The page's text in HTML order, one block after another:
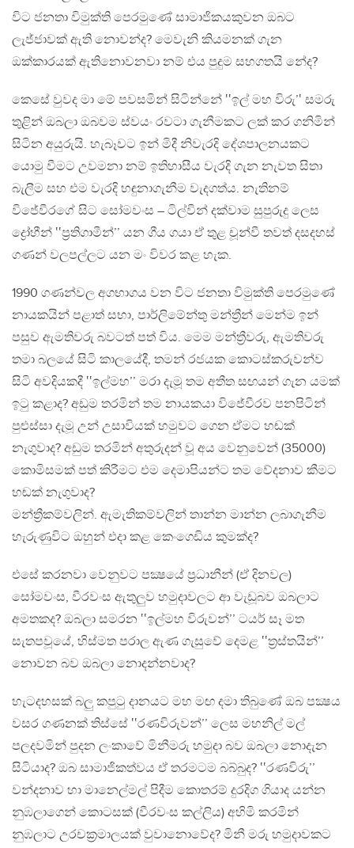
විට ජනතා විමුක්ති පෙරමුණේ සාමාජිකයකුවන ඔබට
ලැජ්ජාවක් ඇති නොවන්ද? මෙවැනි කියමනක් ගැන
ඔක්කාරයක් ඇතිනොවනවා නම් එය පුදුම සහගතයි නේද?
කෙසේ වුවද මා මේ පවසමින් සිටින්නේ ‛‛ඉල් මහ විරු’‛ සමරු
තුළින් ඔබලා ඔබවම ස්වයං රවටා ගැනීමකට ලක් කර ගනිමින්
සිටින අයුරුයි. හැබෑවට ඉන් මිදී නිවැරදි දේශපාලනයකට
යොමු වීමට උවමනා නම් ඉතිහාසීය වැරදි ගැන නැවත සිතා
බැලීම සහ එම වැරදි හඳුනාගැනීම වැදගත්ය. නැතිනම්
විජේවීරගේ සිට සෝමවංස – ටිල්වින් දක්වාම සුපුරුදු ලෙස
ද්‍රෝහීන් ‛‛ප්‍රතිගාමීන්’’ යන ගීය ගයා ඒ තුළ චූන්වී තවත් දසදහස්
ගණන් වලපල්ලට යන මං විවර කළ හැක.
1990 ගණන්වල අගභාගය වන විට ජනතා විමුක්ති පෙරමුණේ
නායකයින් පළාත් සභා, පාර්ලිමේන්තු මන්ත්‍රීන් මෙන්ම ඉන්
පසුව ඇමතිවරු බවටත් පත් විය. මෙම මන්ත්‍රීවරු, ඇමතිවරු
තමා බලයේ සිටි කාලයේදී, තමන් රජයක කොටස්කරුවන්ව
සිටි අවදියකදී ‛‛ඉල්මහ’’ මරා දැමූ තම අතීත සඟයන් ගැන යමක්
ඉටු කළාද? අඩුම තරමින් තම නායකයා විජේවීරව පනපිටින්
පුළුස්සා දැමූ උන් උසාවියක් හමුවට ගෙන ඒමට හඬක්
නැගුවාද? අඩුම තරමින් අතුරුදන් වූ අය වෙනුවෙන් (35000)
කොමිසමක් පත් කිරීමට එම දෙමාපියන්ට තම වේදනාව කීමට
හඬක් නැගුවාද?
මන්ත්‍රීකම්වලින්. ඇමැතිකම්වලින් තාන්න මාන්න ලබාගැනීම
හැරුණුවිට ඔහුන් එදා කළ කෙංගෙඩිය කුමක්ද?
එසේ කරනවා වෙනුවට පක්‍ෂයේ ප්‍රධානීන් (ඒ දිනවල)
සෝමවංස, වීරවංස ඇතුලුව හමුදාවලට ආ වැඩූබව ඔබලාට
අමතකද? ඔබලා සමරන ‛‛ඉල්මහ විරුවන්’’ ටයර් සෑ මත
සැතපවූයේ, හිස්මත පරාල ඇණ ගැසුවේ දෙමළ ‛‛ත්‍රස්තයින්’’
නොවන බව ඔබලා නොදන්නවාද?
හැටදහසක් බලු කපුටු දානයට මහ මඟ දමා තිබුණේ ඔබ පක්‍ෂය
වසර ගණනක් තිස්සේ ‛‛රණවිරුවන්’’ ලෙස මහනිල් මල්
පලදවමින් පුදන ලංකාවේ මිනීමරු හමුදා බව ඔබලා නොදැන
සිටියාද? ඔබ සාමාජිකත්වය ඒ තරමටම බබ්බුද? ‛‛රණවිරු’’
වන්දනාව හා මානෙල්මල් පිදීම කොතරම් දුරදිග ගියාද යන්න
නුඹලාගෙන් කොටසක් (වීරවංස කල්ලිය) අහිමි කරමින්
නුඹලාට උරචක්‍රමාලයක් වුවානොවේද? මිනී මරු හමුදාවකට